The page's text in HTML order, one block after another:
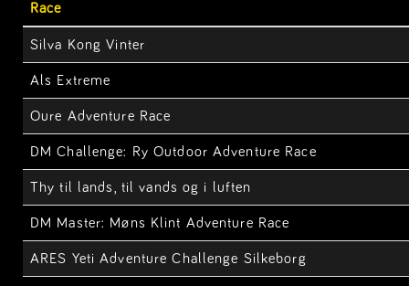
Race
Silva Kong Vinter
Als Extreme
Oure Adventure Race
DM Challenge: Ry Outdoor Adventure Race
Thy til lands, til vands og i luften
DM Master: Møns Klint Adventure Race
ARES Yeti Adventure Challenge Silkeborg